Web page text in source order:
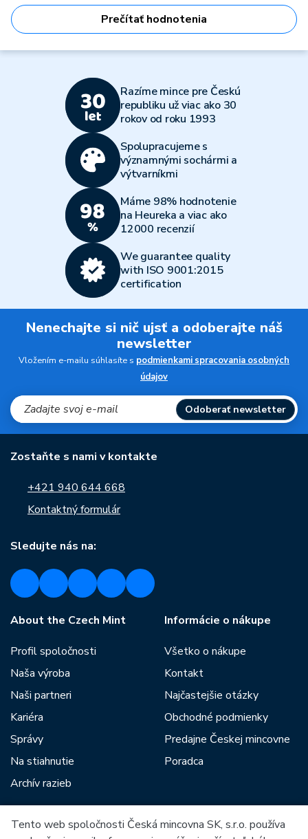
Prečítať hodnotenia
Razíme mince pre Českú
republiku už viac ako 30
rokov od roku 1993
Spolupracujeme s
významnými sochármi a
výtvarníkmi
Máme 98% hodnotenie
na Heureka a viac ako
12000 recenzií
We guarantee quality
with ISO 9001:2015
certification
Nenechajte si nič ujsť a odoberajte náš
newsletter
Vložením e-mailu súhlasíte s podmienkami spracovania osobných
údajov
Odoberať newsletter
Zostaňte s nami v kontakte
+421 940 644 668
Kontaktný formulár
Sledujte nás na:
About the Czech Mint
Profil spoločnosti
Naša výroba
Naši partneri
Kariéra
Správy
Na stiahnutie
Archív razieb
Informácie o nákupe
Všetko o nákupe
Kontakt
Najčastejšie otázky
Obchodné podmienky
Predajne Českej mincovne
Poradca
Medzi našich partnerov patria:
Tento web spoločnosti Česká mincovna SK, s.r.o. používa